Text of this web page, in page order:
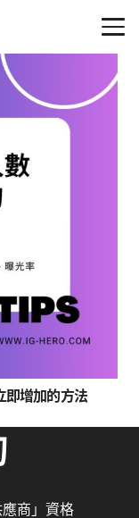
即增加的方法
應商」資格